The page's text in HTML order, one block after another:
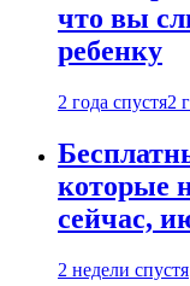
что вы
ребенку
2 года спустя2
которые
сейчас,
2 недели спустя